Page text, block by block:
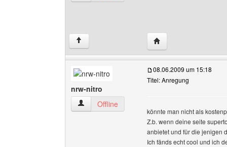
↑ Website dieses
nrw-nitro
nrw-nitro Benutzer-Profile anzeigen
Offline
08.06.2009 um 15:18
Titel: Anregung
könnte man nicht als
Z.b. wenn deine seite
anbietet und für die jenigen
Ich fänds echt cool und ich